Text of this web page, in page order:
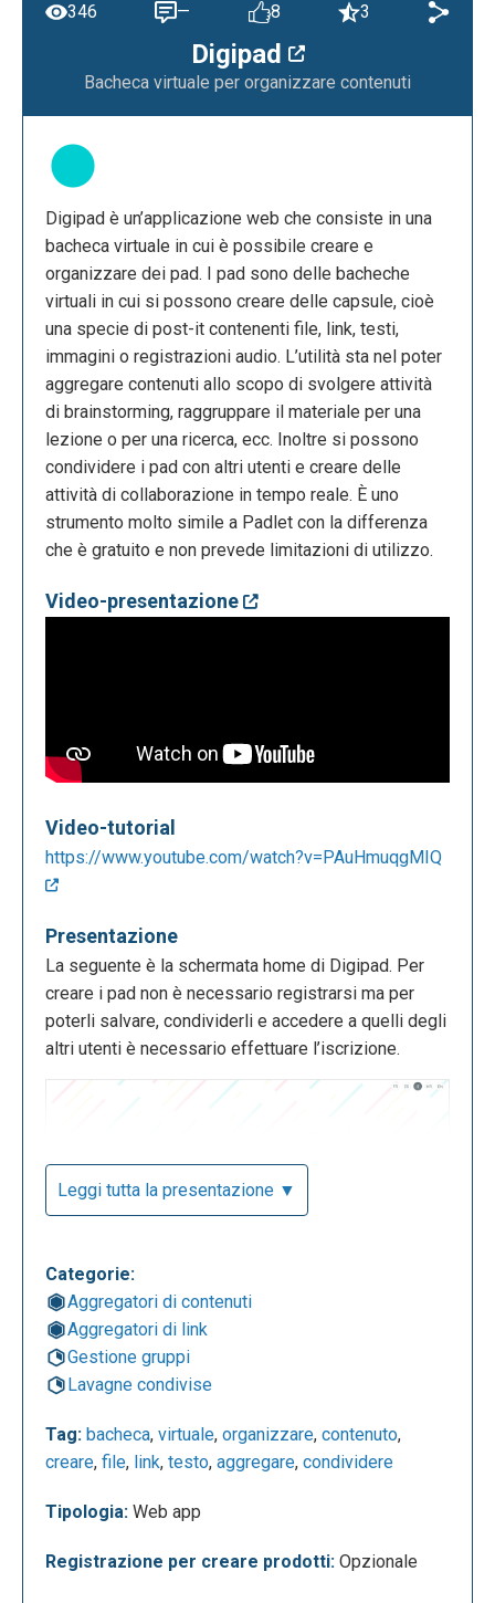
Digipad
Bacheca virtuale per organizzare contenuti
346 — 8 3
Digipad è un’applicazione web che consiste in una
bacheca virtuale in cui è possibile creare e
organizzare dei pad. I pad sono delle bacheche
virtuali in cui si possono creare delle capsule, cioè
una specie di post-it contenenti file, link, testi,
immagini o registrazioni audio. L’utilità sta nel poter
aggregare contenuti allo scopo di svolgere attività
di brainstorming, raggruppare il materiale per una
lezione o per una ricerca, ecc. Inoltre si possono
condividere i pad con altri utenti e creare delle
attività di collaborazione in tempo reale. È uno
strumento molto simile a Padlet con la differenza
che è gratuito e non prevede limitazioni di utilizzo.
Video-presentazione
Video-tutorial
https://www.youtube.com/watch?v=PAuHmuqgMIQ
Presentazione
La seguente è la schermata home di Digipad. Per
creare i pad non è necessario registrarsi ma per
poterli salvare, condividerli e accedere a quelli degli
altri utenti è necessario effettuare l’iscrizione.
La seguente è la dashboard di Digipad. Qui si
possono creare i pad o importarli, visitare quelli
degli altri utenti, vedere quelli condivisi o creare una
directory per organizzarli in base a categorie.
Leggi tutta la presentazione ▼
Categorie:
Aggregatori di contenuti
Aggregatori di link
Gestione gruppi
Lavagne condivise
Tag: bacheca, virtuale, organizzare, contenuto,
creare, file, link, testo, aggregare, condividere
Tipologia: Web app
Registrazione per creare prodotti: Opzionale